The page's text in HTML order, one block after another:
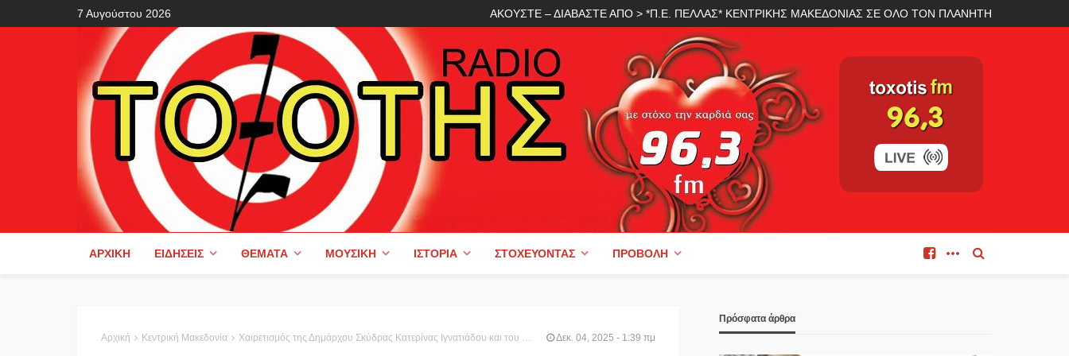
7 Αυγούστου 2026 ΑΚΟΥΣΤΕ – ΔΙΑΒΑΣΤΕ ΑΠΟ > *Π.Ε. ΠΕΛΛΑΣ* ΚΕΝΤΡΙΚΗΣ ΜΑΚΕΔΟΝΙΑΣ ΣΕ ΟΛΟ ΤΟΝ ΠΛΑΝΗΤΗ
ΑΡΧΙΚΉ ΕΙΔΉΣΕΙΣ ΘΈΜΑΤΑ ΜΟΥΣΙΚΉ ΙΣΤΟΡΊΑ ΣΤΟΧΕΎΟΝΤΑΣ ΠΡΟΒΟΛΉ
Αρχική Κεντρική Μακεδονία Χαιρετισμός της Δημάρχου Σκύδρας Κατερίνας Ιγνατιάδου και του Προέδρου της Επιτροπής Ολυμπιακής Λαμπαδηδρομίας Θωμά Τόκα στην υποδοχή της Ολυμπιακής Φλόγας στη Σκύδρα Δεκ. 04, 2025 - 1:39 πμ
Πρόσφατα άρθρα